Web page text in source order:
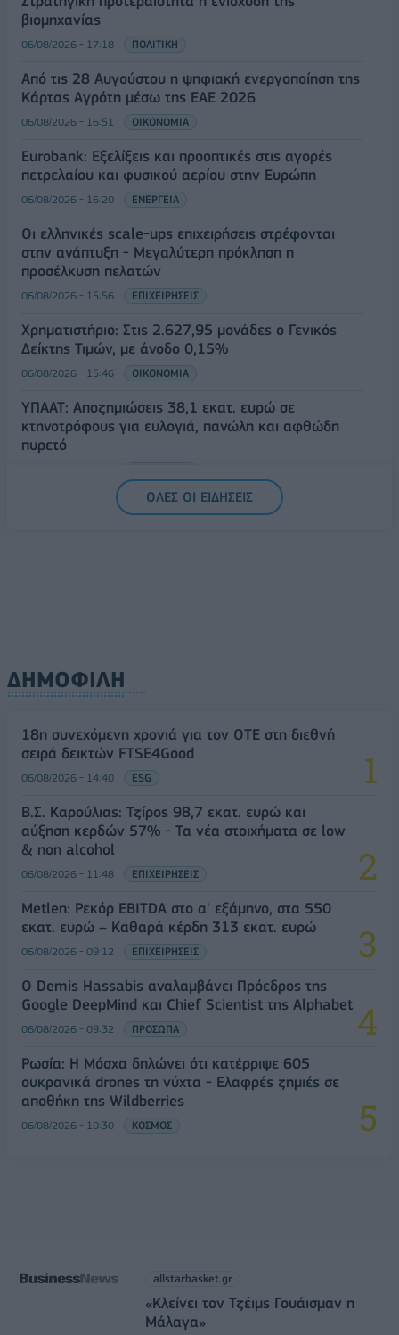
βιομηχανίας
06/08/2026 - 17:18 ΠΟΛΙΤΙΚΗ
Από τις 28 Αυγούστου η ψηφιακή ενεργοποίηση της
Κάρτας Αγρότη μέσω της ΕΑΕ 2026
06/08/2026 - 16:51 ΟΙΚΟΝΟΜΙΑ
Eurobank: Εξελίξεις και προοπτικές στις αγορές
πετρελαίου και φυσικού αερίου στην Ευρώπη
06/08/2026 - 16:20 ΕΝΕΡΓΕΙΑ
Οι ελληνικές scale-ups επιχειρήσεις στρέφονται
στην ανάπτυξη - Μεγαλύτερη πρόκληση η
προσέλκυση πελατών
06/08/2026 - 15:56 ΕΠΙΧΕΙΡΗΣΕΙΣ
Χρηματιστήριο: Στις 2.627,95 μονάδες ο Γενικός
Δείκτης Τιμών, με άνοδο 0,15%
06/08/2026 - 15:46 ΟΙΚΟΝΟΜΙΑ
ΥΠΑΑΤ: Αποζημιώσεις 38,1 εκατ. ευρώ σε
κτηνοτρόφους για ευλογιά, πανώλη και αφθώδη
πυρετό
ΟΛΕΣ ΟΙ ΕΙΔΗΣΕΙΣ
ΔΗΜΟΦΙΛΗ
18η συνεχόμενη χρονιά για τον ΟΤΕ στη διεθνή
σειρά δεικτών FTSE4Good
06/08/2026 - 14:40 ESG
Β.Σ. Καρούλιας: Τζίρος 98,7 εκατ. ευρώ και
αύξηση κερδών 57% - Τα νέα στοιχήματα σε low
& non alcohol
06/08/2026 - 11:48 ΕΠΙΧΕΙΡΗΣΕΙΣ
Metlen: Ρεκόρ EBITDA στο α' εξάμηνο, στα 550
εκατ. ευρώ – Καθαρά κέρδη 313 εκατ. ευρώ
06/08/2026 - 09:12 ΕΠΙΧΕΙΡΗΣΕΙΣ
Ο Demis Hassabis αναλαμβάνει Πρόεδρος της
Google DeepMind και Chief Scientist της Alphabet
06/08/2026 - 09:32 ΠΡΟΣΩΠΑ
Ρωσία: Η Μόσχα δηλώνει ότι κατέρριψε 605
ουκρανικά drones τη νύχτα - Ελαφρές ζημιές σε
αποθήκη της Wildberries
06/08/2026 - 10:30 ΚΟΣΜΟΣ
allstarbasket.gr
«Κλείνει τον Τζέιμς Γουάισμαν η
Μάλαγα»